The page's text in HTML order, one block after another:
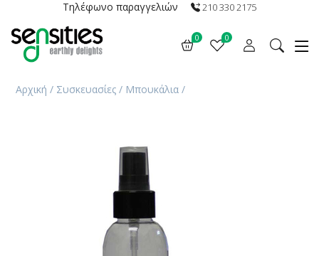
Τηλέφωνο παραγγελιών 210 330 2175
0 0
Αρχική / Συσκευασίες / Μπουκάλια /